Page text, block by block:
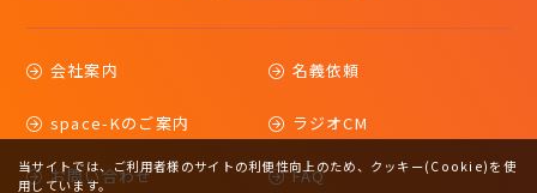
会社案内 名義依頼
space-Kのご案内 ラジオCM
お問い合わせ FAQ
当サイトでは、ご利用者様のサイトの利便性向上のため、クッキー(Cookie)を使
用しています。